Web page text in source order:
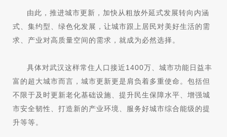
由此，推进城市更新，加快从粗放外延式发展转向内涵
式、集约型、绿色化发展，让城市跟上居民对美好生活的需
求、产业对高质量空间的需求，就成为必然选择。
具体对武汉这样常住人口接近1400万、城市功能日益丰
富的超大城市而言，城市更新更是肩负着多重使命。包括但
不限于及时更新老化基础设施、提升民生保障水平、增强城
市安全韧性、打造新的产业环境、服务好城市综合能级的提
升等等。